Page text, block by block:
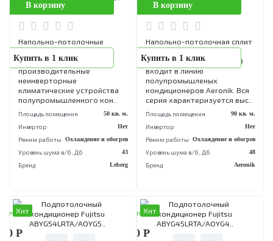
Напольно-потолочные
сплит-системы Leberg LS-
CF36M / LU - 36M3 - это
производительные
неинверторные
климатические устройства
полупромышленного кон..
Площадь помещения
Инвертор
Режим работы Охлаждение и обогрев
Уровень шума в/б, Дб
Бренд Leberg
Купить в 1 клик
Напольно-потолочные
сплит-системы Leberg LS-
CF24M / LU - 24M1 - это
производительные
неинверторные
климатические устройства
полупромышленного кон..
Площадь помещения
Инвертор
Режим работы Охлаждение и
Уровень шума в/б, Дб
Бренд
Купить в 1 клик
Р 134 900 Р